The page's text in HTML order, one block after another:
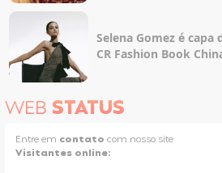
Selena Gomez é capa
CR Fashion Book
WEB STATUS
Entre em contato com nosso site
Visitantes online: